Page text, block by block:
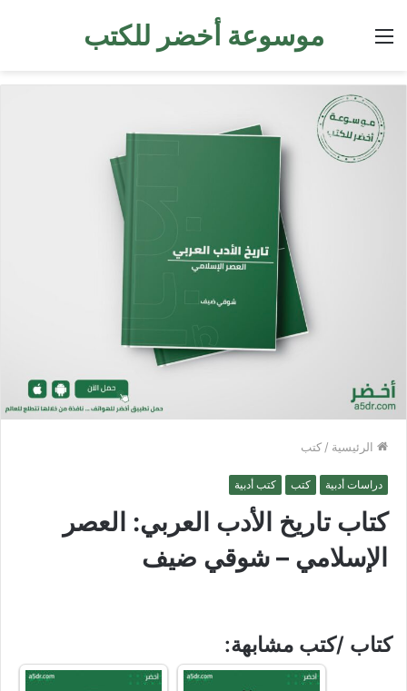
موسوعة أخضر للكتب القائمة
الرئيسية / كتب
دراسات أدبية كتب كتب أدبية
كتاب تاريخ الأدب العربي: العصر
الإسلامي – شوقي ضيف
كتاب /كتب مشابهة: